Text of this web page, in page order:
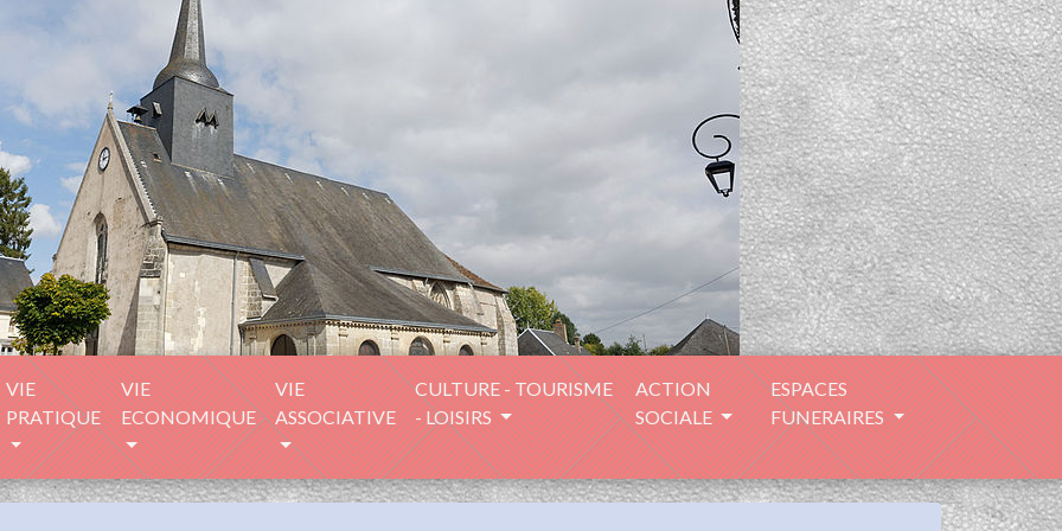
VIE
PRATIQUE
VIE
ECONOMIQUE
VIE
ASSOCIATIVE
CULTURE - TOURISME
- LOISIRS
ACTION
SOCIALE
ESPACES
FUNERAIRES